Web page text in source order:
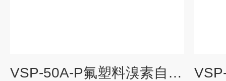
VSP-50A-P氟塑料溴素自吸泵 高吸程自吸泵